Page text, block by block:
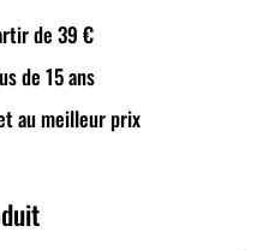
de 39 €
de 15 ans
au meilleur prix